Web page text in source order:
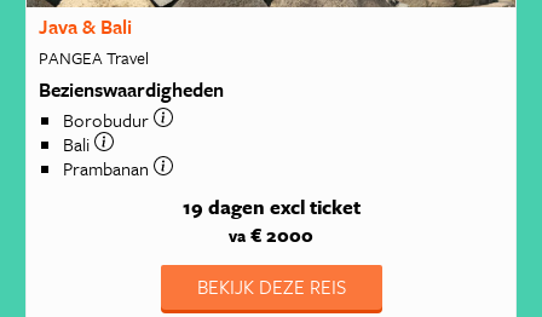
Java & Bali
PANGEA Travel
Bezienswaardigheden
Borobudur
Bali
Prambanan
19 dagen excl ticket
va € 2000
BEKIJK DEZE REIS